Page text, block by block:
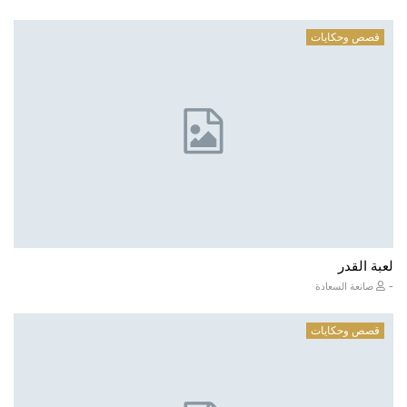
قصص وحكايات
لعبة القدر
- صانعة السعادة
قصص وحكايات